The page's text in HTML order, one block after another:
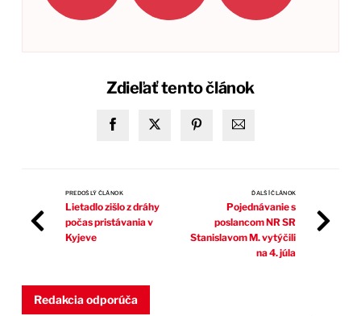
Zdieľať tento článok
PREDOŠLÝ ČLÁNOK
Lietadlo zišlo z dráhy
počas pristávania v
Kyjeve
ĎALŠÍ ČLÁNOK
Pojednávanie s
poslancom NR SR
Stanislavom M. vytýčili
na 4. júla
Redakcia odporúča